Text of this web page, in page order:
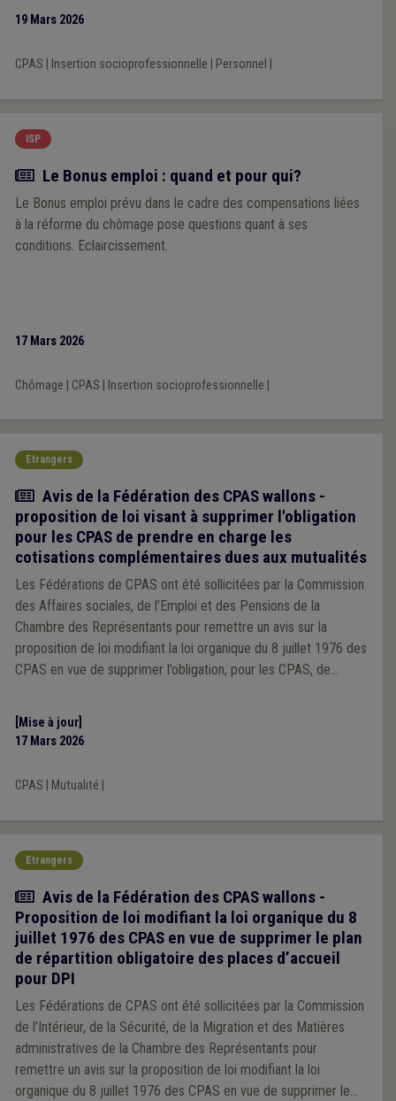
19 Mars 2026
CPAS Insertion socioprofessionnelle Personnel
ISP
Actualité
Le Bonus emploi : quand et pour qui?
Le Bonus emploi prévu dans le cadre des compensations liées
à la réforme du chômage pose questions quant à ses
conditions. Eclaircissement.
17 Mars 2026
Chômage CPAS Insertion socioprofessionnelle
Etrangers
Actualité
Avis de la Fédération des CPAS wallons -
proposition de loi visant à supprimer l'obligation
pour les CPAS de prendre en charge les
cotisations complémentaires dues aux mutualités
Les Fédérations de CPAS ont été sollicitées par la Commission
des Affaires sociales, de l’Emploi et des Pensions de la
Chambre des Représentants pour remettre un avis sur la
proposition de loi modifiant la loi organique du 8 juillet 1976 des
CPAS en vue de supprimer l’obligation, pour les CPAS, de
mutualités. Vous trouverez ci-dessous l’avis des Fédérations de
CPAS wallons et bruxellois.
[Mise à jour]
17 Mars 2026
CPAS Mutualité
Etrangers
Actualité
Avis de la Fédération des CPAS wallons -
Proposition de loi modifiant la loi organique du 8
juillet 1976 des CPAS en vue de supprimer le plan
de répartition obligatoire des places d’accueil
pour DPI
Les Fédérations de CPAS ont été sollicitées par la Commission
de l’Intérieur, de la Sécurité, de la Migration et des Matières
administratives de la Chambre des Représentants pour
remettre un avis sur la proposition de loi modifiant la loi
organique du 8 juillet 1976 des CPAS en vue de supprimer le